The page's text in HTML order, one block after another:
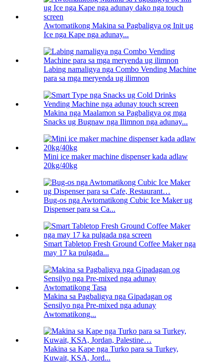
Awtomatikong Makina sa Pagbaligya og Init ug
Ice nga Kape nga adunay...
Labing namaligya nga Combo Vending Machine
para sa mga meryenda ug ilimnon
Makina nga Maalamon sa Pagbaligya og mga
Snacks ug Bugnaw nga Ilimnon nga adunay...
Mini ice maker machine dispenser kada adlaw
20kg/40kg
Bug-os nga Awtomatikong Cubic Ice Maker ug
Dispenser para sa Ca...
Smart Tabletop Fresh Ground Coffee Maker nga
may 17 ka pulgada...
Makina sa Pagbaligya nga Gipadagan og
Sensilyo nga Pre-mixed nga adunay
Awtomatikong...
Makina sa Kape nga Turko para sa Turkey,
Kuwait, KSA, Jord...